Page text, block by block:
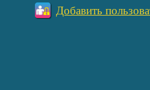
Добавить